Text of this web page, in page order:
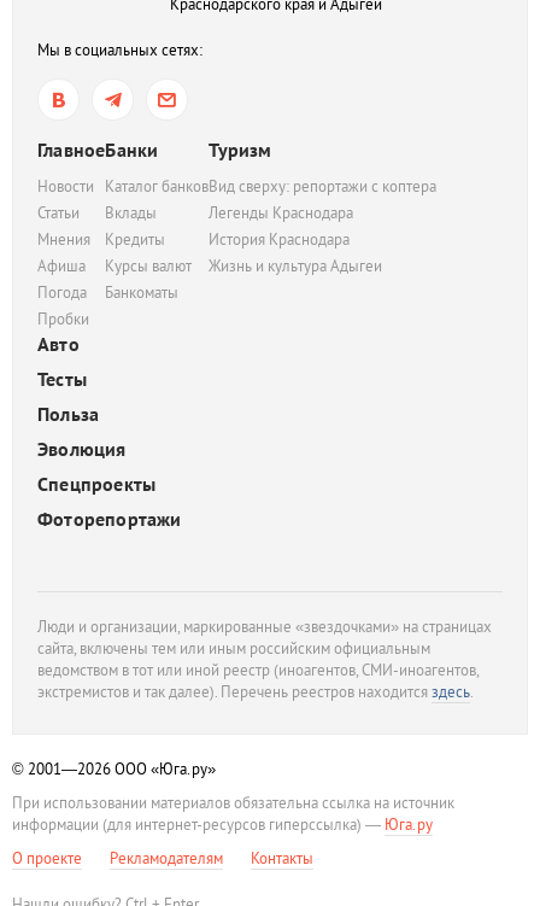
Краснодарского края и Адыгеи
Мы в социальных сетях:
Главное
Новости
Статьи
Мнения
Афиша
Погода
Пробки
Банки
Каталог банков
Вклады
Кредиты
Курсы валют
Банкоматы
Туризм
Вид сверху: репортажи с коптера
Легенды Краснодара
История Краснодара
Жизнь и культура Адыгеи
Авто
Тесты
Польза
Эволюция
Спецпроекты
Фоторепортажи
Люди и организации, маркированные «звездочками» на страницах
сайта, включены тем или иным российским официальным
ведомством в тот или иной реестр (иноагентов, СМИ-иноагентов,
экстремистов и так далее). Перечень реестров находитсяздесь.
© 2001—2026ООО «Юга.ру»
При использовании материалов обязательна ссылка на источник
информации (для интернет-ресурсов гиперссылка) — Юга.ру
О проекте
Рекламодателям Контакты